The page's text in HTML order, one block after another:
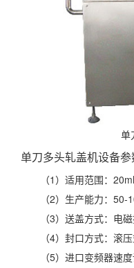
单
单刀多头轧盖机设备参
（1）适用范围：
（2）生产能力：50-
（3）送盖方式：电
（4）封口方式：滚
（5）进口变频器速